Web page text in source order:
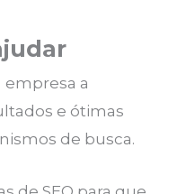
empresa a
e ótimas
de busca.